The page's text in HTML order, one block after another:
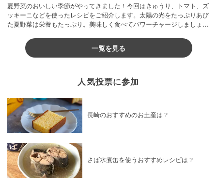
夏野菜のおいしい季節がやってきました！今回はきゅうり、トマト、ズ
ッキーニなどを使ったレシピをご紹介します。太陽の光をたっぷりあび
た夏野菜は栄養もたっぷり。美味しく食べてパワーチャージしましょう
一覧を見る
人気投票に参加
長崎のおすすめのお土産は？
さば水煮缶を使うおすすめレシピは？